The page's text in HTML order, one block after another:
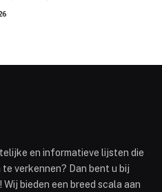
en informatieve lijsten die
verkennen? Dan bent u bij
bieden een breed scala aan